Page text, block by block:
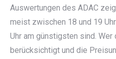
Auswertungen des ADAC
meist zwischen 18 und 19
Uhr am günstigsten sind.
berücksichtigt und die